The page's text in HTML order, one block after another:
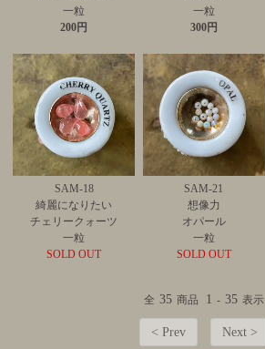
一粒
200円
一粒
300円
SAM-18
綺麗になりたい
チェリークォーツ
一粒
SOLD OUT
SAM-21
想像力
オパール
一粒
SOLD OUT
全 35 商品 1 - 35 表示
< Prev Next >